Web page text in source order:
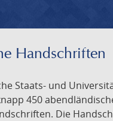
Handschriften
Staats- und
450
Die